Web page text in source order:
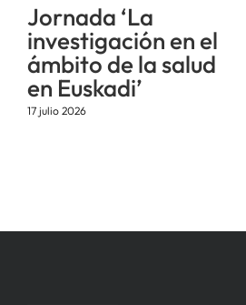
Jornada ‘La
investigación en el
ámbito de la salud
en Euskadi’
17 julio 2026